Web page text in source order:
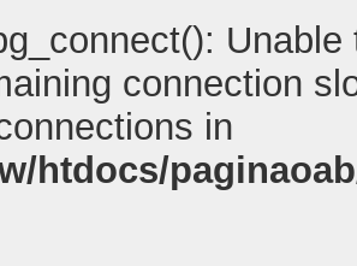
connection
in
htdocs/